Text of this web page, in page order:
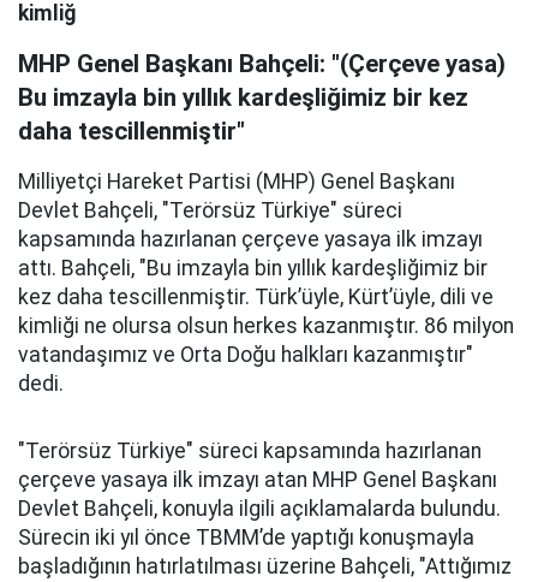
kimliğ
MHP Genel Başkanı Bahçeli: "(Çerçeve yasa)
Bu imzayla bin yıllık kardeşliğimiz bir kez
daha tescillenmiştir"
Milliyetçi Hareket Partisi (MHP) Genel Başkanı
Devlet Bahçeli, "Terörsüz Türkiye" süreci
kapsamında hazırlanan çerçeve yasaya ilk imzayı
attı. Bahçeli, "Bu imzayla bin yıllık kardeşliğimiz bir
kez daha tescillenmiştir. Türk’üyle, Kürt’üyle, dili ve
kimliği ne olursa olsun herkes kazanmıştır. 86 milyon
vatandaşımız ve Orta Doğu halkları kazanmıştır"
dedi.
"Terörsüz Türkiye" süreci kapsamında hazırlanan
çerçeve yasaya ilk imzayı atan MHP Genel Başkanı
Devlet Bahçeli, konuyla ilgili açıklamalarda bulundu.
Sürecin iki yıl önce TBMM’de yaptığı konuşmayla
başladığının hatırlatılması üzerine Bahçeli, "Attığımız